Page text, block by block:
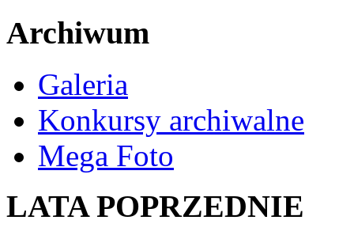
Archiwum
Galeria
Konkursy archiwalne
Mega Foto
LATA POPRZEDNIE